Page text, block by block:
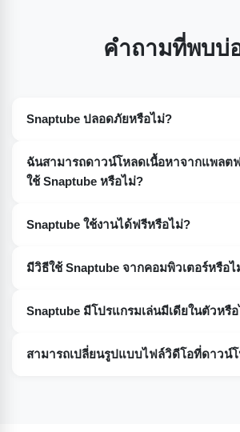
คำถามที่พบบ่
Snaptube ปลอดภัยหรือไม่?
ใช่ Snaptube ปลอดภัยเมื่อคุณดาวน์โหลดเ
เว็บไซต์ที่เชื่อถือได้ เช่น เว็บไซต์ของ
Play Store เพียงระวังเวอร์ชันปลอมที่อาจมี
ฉันสามารถดาวน์โหลดเนื้อหาจากแพลต
ใช้ Snaptube หรือไม่?
Instagram, Facebook, YouTube เป็นต้น อ
Snaptube ใช้งานไม่ได้ ควรตรวจสอบให้แ
Snaptube ใช้งานได้ฟรีหรือไม่?
โฆษณาที่น่ารำคาญ ทำให้ใช้งานง่ายสำหรับ
มีวิธีใช้ Snaptube จากคอมพิวเตอร์หรือไ
โดยเฉพาะ แต่คุณสามารถใช้งานแอปบนพีซี
ระบบออนไลน์ เช่นเดียวกับการใช้งานผ่าน
Snaptube มีโปรแกรมเล่นมีเดียในตัวหรื
Snaptube มีโปรแกรมเล่นมีเดียในตัว ซึ่งช่ว
ตัวอย่างและเล่นไฟล์ที่ดาวน์โหลดได้โดยตร
สามารถเปลี่ยนรูปแบบไฟล์วิดีโอที่ดาวน์